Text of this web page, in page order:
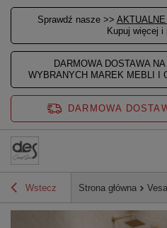
Sprawdź nasze >>
Kupuj więcej i
DARMOWA DOSTAWA
WYBRANYCH MAREK MEBLI I
DARMOWA
Wstecz Strona główna